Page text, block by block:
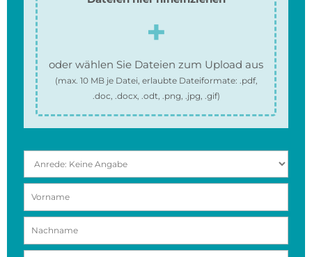
oder wählen Sie Dateien zum Upload aus
(max. 10 MBje Datei, erlaubte Dateiformate: .pdf,
.doc, .docx, .odt, .png, .jpg, .gif)